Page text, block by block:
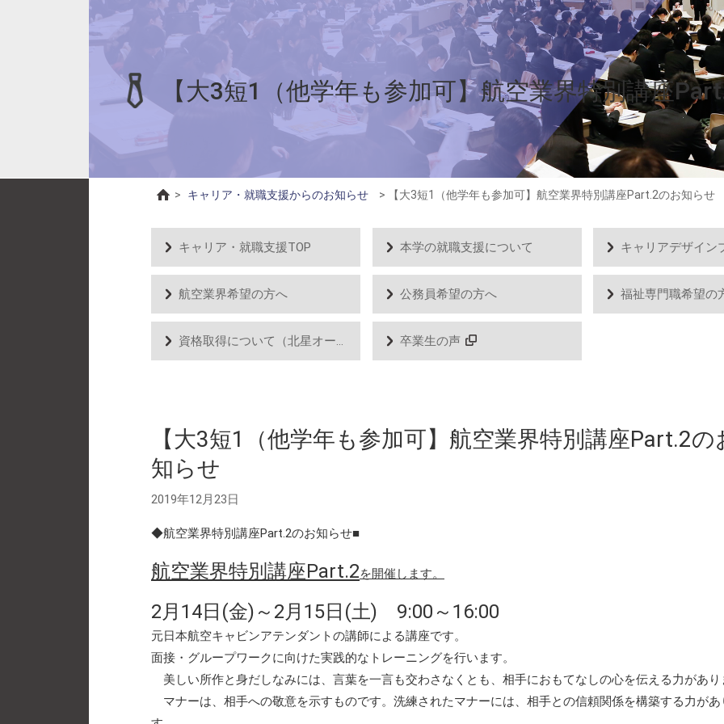
【大3短1（他学年も参加可】航空業界特別講座
> キャリア・就職支援からのお知らせ > 【大3短1（他学年も参加可】航空業界特別講座Part.2のお知らせ
キャリア・就職支援TOP 本学の就職支援について キャリアデザイン
航空業界希望の方へ 公務員希望の方へ 福祉専門職希望の
資格取得について（北星オープンユニバーシティ） 卒業生の声
【大3短1（他学年も参加可】航空業界特別講座Part.2の
知らせ
2019年12月23日
◆航空業界特別講座Part.2のお知らせ■
航空業界特別講座Part.2を開催します。
2月14日(金)～2月15日(土) 9:00～16:00
元日本航空キャビンアテンダントの講師による講座です。
面接・グループワークに向けた実践的なトレーニングを行います。
美しい所作と身だしなみには、言葉を一言も交わさなくとも、相手におもてなしの心を伝える力があり
マナーは、相手への敬意を示すものです。洗練されたマナーには、相手との信頼関係を構築する力があ